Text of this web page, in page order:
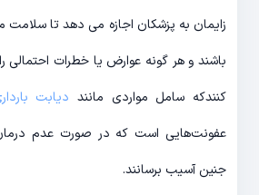
زایمان به پزشکان اجازه می دهد تا سلامت
باشند و هر گونه عوارض یا خطرات احتمالی
کنندکه سامل مواردی مانند دیابت
عفونت‌هایی است که در صورت عدم درمان
جنین آسیب برسانند.